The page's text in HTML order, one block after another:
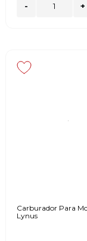
- +
Carburador Para
Lynus